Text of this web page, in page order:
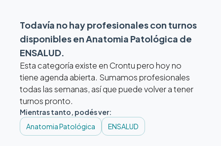
Todavía no hay profesionales con turnos
disponibles enAnatomia Patológica de
ENSALUD.
Esta categoría existe en Crontu pero hoy no
tiene agenda abierta. Sumamos profesionales
todas las semanas, así que puede volver a tener
turnos pronto.
Mientras tanto, podés ver:
Anatomia Patológica
ENSALUD